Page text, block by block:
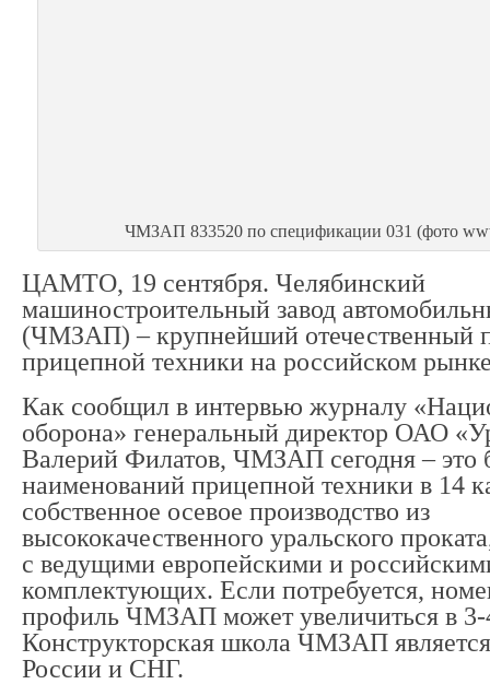
ЧМЗАП 833520 по спецификации 031 (фото
ЦАМТО, 19 сентября. Челябинский
машиностроительный завод
(ЧМЗАП) – крупнейший отечественный
прицепной техники на российском
Как сообщил в интервью журналу
оборона» генеральный директор ОАО
Валерий Филатов, ЧМЗАП сегодня – это
наименований прицепной техники в 14
собственное осевое производство из
высококачественного уральского
с ведущими европейскими и
комплектующих. Если потребуется,
профиль ЧМЗАП может увеличиться в 3-
Конструкторская школа ЧМЗАП
России и СНГ.